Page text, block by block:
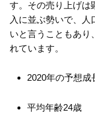
す。その売り上げは
入に並ぶ勢いで、
いと言うこともあり
れています。
2020年の予想成
平均年齢24歳